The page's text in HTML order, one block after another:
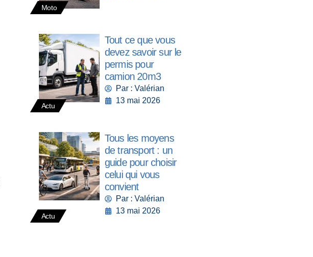
Moto
Actu
Tout ce que vous
devez savoir sur le
permis pour
camion 20m3
Par : Valérian
13 mai 2026
Actu
Tous les moyens
de transport : un
guide pour choisir
celui qui vous
convient
Par : Valérian
13 mai 2026